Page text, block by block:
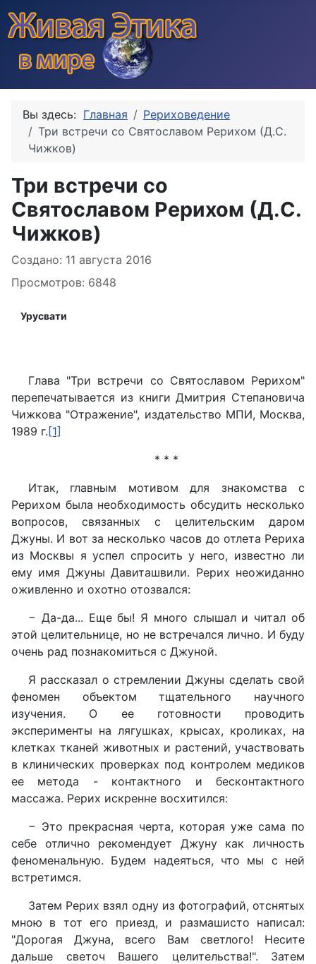
Вы здесь: Главная
Рериховедение
Три встречи со Святославом Рерихом (Д.С.
Чижков)
Три встречи со
Святославом Рерихом (Д.С.
Чижков)
Информация о материале
Создано: 11 августа 2016
Просмотров: 6848
Урусвати
Глава "Три встречи со Святославом Рерихом"
перепечатывается из книги Дмитрия Степановича
Чижкова "Отражение", издательство МПИ, Москва,
1989 г. [1]
* * *
Итак, главным мотивом для знакомства с
Рерихом была необходимость обсудить несколько
вопросов, связанных с целительским даром
Джуны. И вот за несколько часов до отлета Рериха
из Москвы я успел спросить у него, известно ли
ему имя Джуны Давиташвили. Рерих неожиданно
оживленно и охотно отозвался:
− Да-да... Еще бы! Я много слышал и читал об
этой целительнице, но не встречался лично. И буду
очень рад познакомиться с Джуной.
Я рассказал о стремлении Джуны сделать свой
феномен объектом тщательного научного
изучения. О ее готовности проводить
эксперименты на лягушках, крысах, кроликах, на
клетках тканей животных и растений, участвовать
в клинических проверках под контролем медиков
ее метода - контактного и бесконтактного
массажа. Рерих искренне восхитился:
− Это прекрасная черта, которая уже сама по
себе отлично рекомендует Джуну как личность
феноменальную. Будем надеяться, что мы с ней
встретимся.
Затем Рерих взял одну из фотографий, отснятых
мною в тот его приезд, и размашисто написал:
"Дорогая Джуна, всего Вам светлого! Несите
дальше светоч Вашего целительства!". Затем